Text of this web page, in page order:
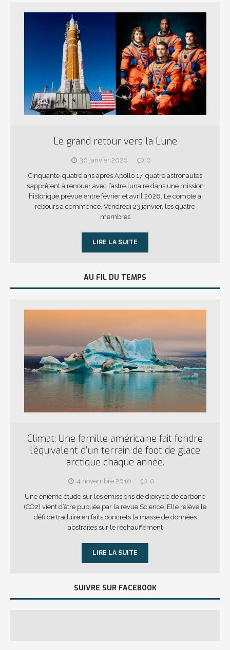
Le grand retour vers la Lune
30 janvier 2026
0
Cinquante-quatre ans après Apollo 17, quatre astronautes
s’apprêtent à renouer avec l’astre lunaire dans une mission
historique prévue entre février et avril 2026. Le compte à
rebours a commencé. Vendredi 23 janvier, les quatre
membres
LIRE LA SUITE
AU FIL DU TEMPS
Climat: Une famille américaine fait fondre
l’équivalent d’un terrain de foot de glace
arctique chaque année.
4 novembre 2016
0
Une énième étude sur les émissions de dioxyde de carbone
(CO2) vient d’être publiée par la revue Science. Elle relève le
défi de traduire en faits concrets la masse de données
abstraites sur le réchauffement
LIRE LA SUITE
SUIVRE SUR FACEBOOK